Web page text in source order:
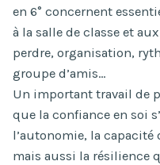
en 6° concernent
à la salle de classe et
perdre, organisation,
groupe d’amis…
Un important travail de
que la confiance en soi
l’autonomie, la capacité
mais aussi la résilience